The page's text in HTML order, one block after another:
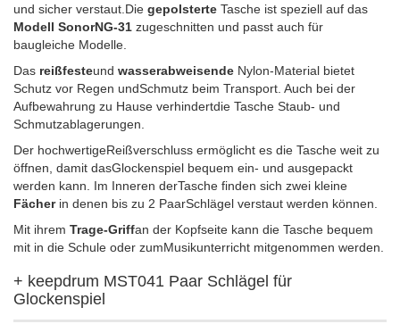
und sicher verstaut.Die gepolsterte Tasche ist speziell auf das
Modell SonorNG-31 zugeschnitten und passt auch für
baugleiche Modelle.
Das reißfesteund wasserabweisende Nylon-Material bietet
Schutz vor Regen undSchmutz beim Transport. Auch bei der
Aufbewahrung zu Hause verhindertdie Tasche Staub- und
Schmutzablagerungen.
Der hochwertigeReißverschluss ermöglicht es die Tasche weit zu
öffnen, damit dasGlockenspiel bequem ein- und ausgepackt
werden kann. Im Inneren derTasche finden sich zwei kleine
Fächer in denen bis zu 2 PaarSchlägel verstaut werden können.
Mit ihrem Trage-Griffan der Kopfseite kann die Tasche bequem
mit in die Schule oder zumMusikunterricht mitgenommen werden.
+ keepdrum MST041 Paar Schlägel für
Glockenspiel